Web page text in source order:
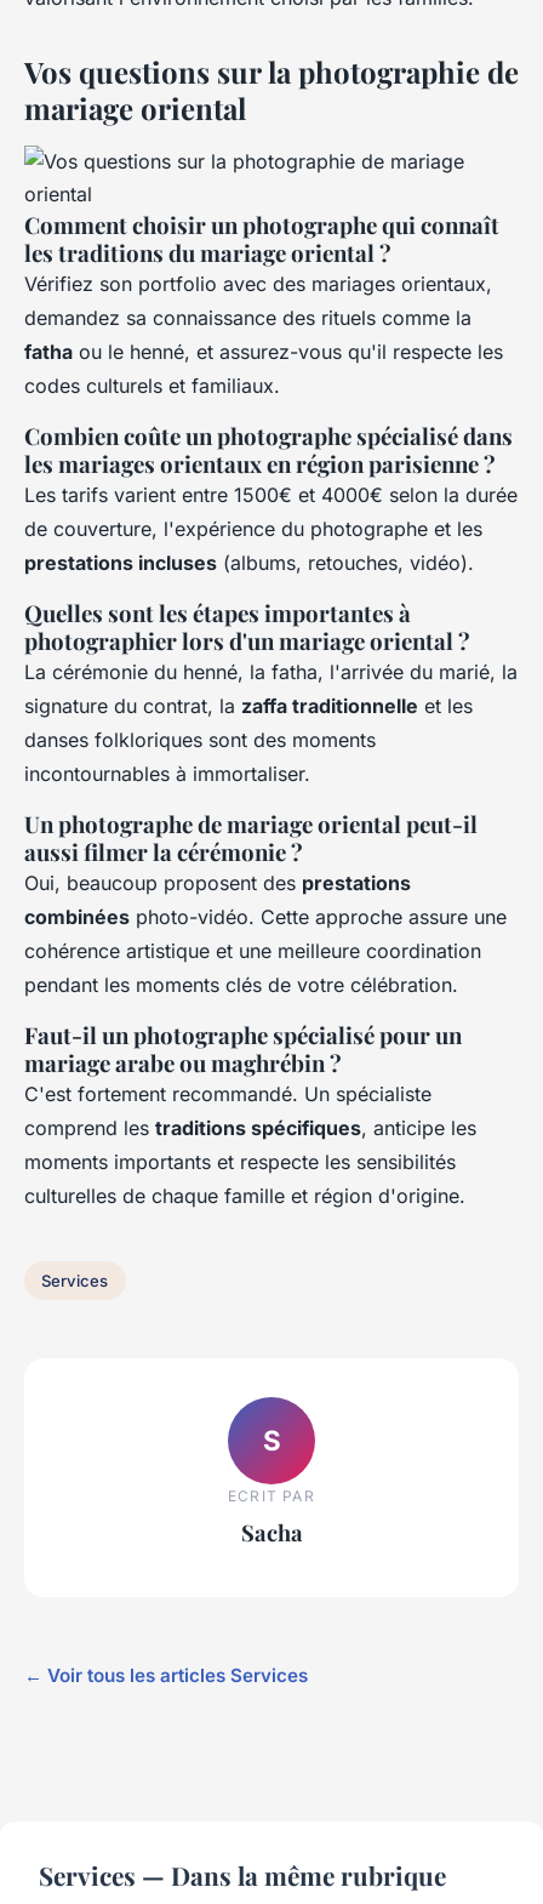
Vos questions sur la photographie de
mariage oriental
Comment choisir un photographe qui connaît
les traditions du mariage oriental ?
Vérifiez son portfolio avec des mariages orientaux,
demandez sa connaissance des rituels comme la
fatha ou le henné, et assurez-vous qu'il respecte les
codes culturels et familiaux.
Combien coûte un photographe spécialisé dans
les mariages orientaux en région parisienne ?
Les tarifs varient entre 1500€ et 4000€ selon la durée
de couverture, l'expérience du photographe et les
prestations incluses (albums, retouches, vidéo).
Quelles sont les étapes importantes à
photographier lors d'un mariage oriental ?
La cérémonie du henné, la fatha, l'arrivée du marié, la
signature du contrat, la zaffa traditionnelle et les
danses folkloriques sont des moments
incontournables à immortaliser.
Un photographe de mariage oriental peut-il
aussi filmer la cérémonie ?
Oui, beaucoup proposent des prestations
combinées photo-vidéo. Cette approche assure une
cohérence artistique et une meilleure coordination
pendant les moments clés de votre célébration.
Faut-il un photographe spécialisé pour un
mariage arabe ou maghrébin ?
C'est fortement recommandé. Un spécialiste
comprend les traditions spécifiques, anticipe les
moments importants et respecte les sensibilités
culturelles de chaque famille et région d'origine.
Services
S
ECRIT PAR
Sacha
← Voir tous les articles Services
Services — Dans la même rubrique